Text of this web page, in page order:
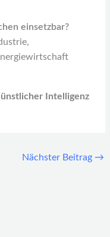
einsetzbar?
Intelligenz
Nächster Beitrag →